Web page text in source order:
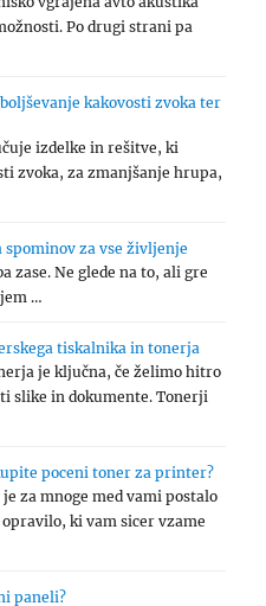
Po drugi strani pa
kakovosti zvoka ter
izdelke in rešitve, ki
zvoka, za zmanjšanje hrupa,
za vse življenje
zase. Ne glede na to, ali gre
…
tiskalnika in tonerja
je ključna, če želimo hitro
slike in dokumente. Tonerji
poceni toner za printer?
za mnoge med vami postalo
ki vam sicer vzame
paneli?